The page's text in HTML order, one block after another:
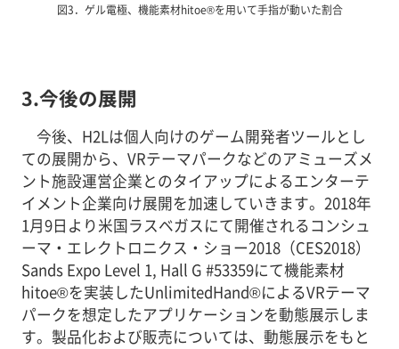
図3．ゲル電極、機能素材hitoe®を用いて手指が動いた割合
3.今後の展開
今後、H2Lは個人向けのゲーム開発者ツールとし
ての展開から、VRテーマパークなどのアミューズメ
ント施設運営企業とのタイアップによるエンターテ
イメント企業向け展開を加速していきます。2018年
1月9日より米国ラスベガスにて開催されるコンシュ
ーマ・エレクトロニクス・ショー2018（CES2018）
Sands Expo Level 1, Hall G #53359にて機能素材
hitoe®を実装したUnlimitedHand®によるVRテーマ
パークを想定したアプリケーションを動態展示しま
す。製品化および販売については、動態展示をもと